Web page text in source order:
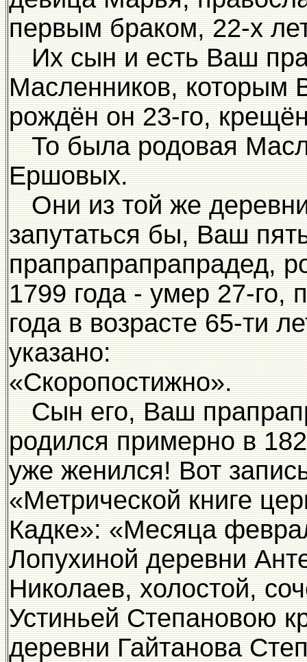
первым браком, 22-х
Их сын и есть Ваш
Масленников, которым
рождён он 23-го,
То была родовая
Ершовых.
Они из той же
запутаться бы, Ваш
прапрапрапрапрадед,
1799 года - умер 27-го,
года в возрасте 65-ти
указано:
«Скоропостижно».
Сын его, Ваш
родился примерно в
уже женился! Вот
«Метрической книге
Кадке»: «Месяца
Лопухиной деревни
Николаев, холостой,
Устиньей Степановою
деревни Гайтанова